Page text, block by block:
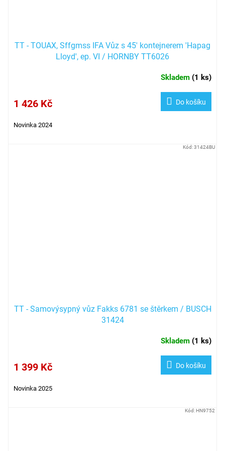
TT - TOUAX, Sffgmss IFA Vůz s 45' kontejnerem 'Hapag
Lloyd', ep. VI / HORNBY TT6026
Skladem (1 ks)
1 426 Kč Do košíku
Novinka 2024
TT - Samovýsypný vůz Fakks 6781 se štěrkem / BUSCH
31424
Skladem (1 ks)
1 399 Kč Do košíku
Novinka 2025
Kód:31424BU
Kód:HN9752